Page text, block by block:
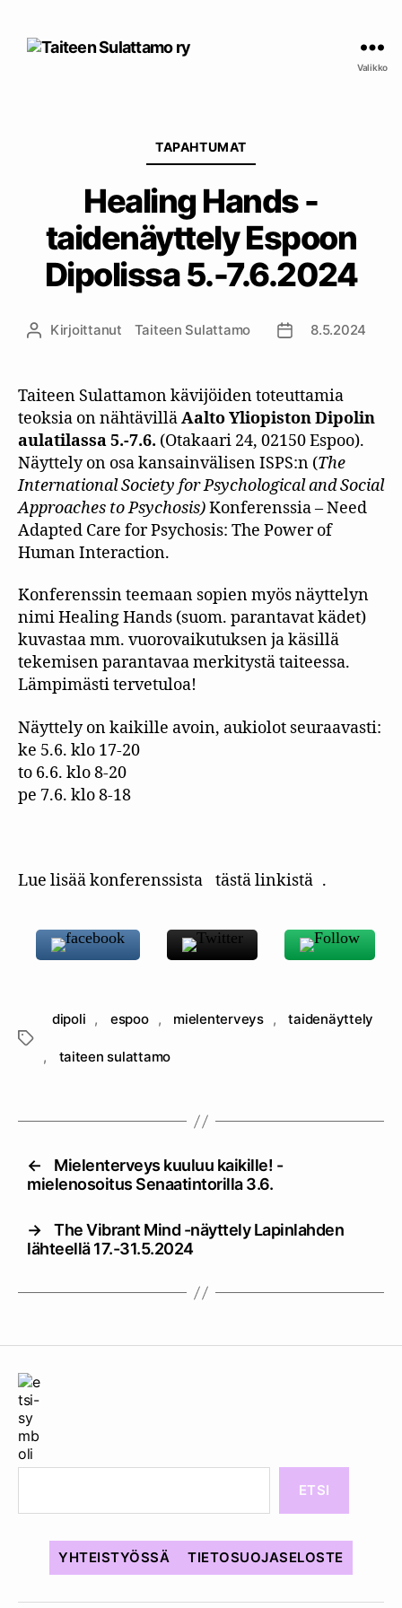
Valikko
TAPAHTUMAT
Healing Hands -
taidenäyttely Espoon
Dipolissa 5.-7.6.2024
Kirjoittaja
Kirjoittanut Taiteen Sulattamo 8.5.2024
Taiteen Sulattamon kävijöiden toteuttamia
teoksia on nähtävilläAalto Yliopiston Dipolin
aulatilassa 5.-7.6. (Otakaari 24, 02150 Espoo).
Näyttely on osa kansainvälisen ISPS:n (The
International Society for Psychological and Social
Approaches to Psychosis)Konferenssia – Need
Adapted Care for Psychosis: The Power of
Human Interaction.
Konferenssin teemaan sopien myös näyttelyn
nimi Healing Hands (suom. parantavat kädet)
kuvastaa mm. vuorovaikutuksen ja käsillä
tekemisen parantavaa merkitystä taiteessa.
Lämpimästi tervetuloa!
Näyttely on kaikille avoin, aukiolot seuraavasti:
ke 5.6. klo 17-20
to 6.6. klo 8-20
pe 7.6. klo 8-18
Lue lisää konferenssista tästä linkistä .
Avainsanat
dipoli , espoo , mielenterveys , taidenäyttely
, taiteen sulattamo
←
Mielenterveys kuuluu kaikille! -
mielenosoitus Senaatintorilla 3.6.
→
The Vibrant Mind -näyttely Lapinlahden
lähteellä 17.-31.5.2024
ETSI
YHTEISTYÖSSÄ TIETOSUOJASELOSTE